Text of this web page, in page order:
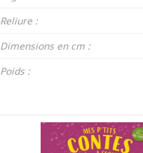
Reliure :
Dimensions en cm :
Poids :